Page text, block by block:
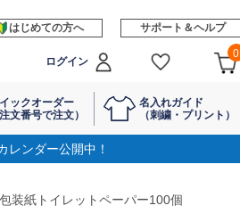
はじめての方へ サポート＆ヘルプ
ログイン
0
ックオーダー
注文番号で注文）
名入れガイド
（刺繍・プリント）
レンダー公開中！
装紙トイレットペーパー100個